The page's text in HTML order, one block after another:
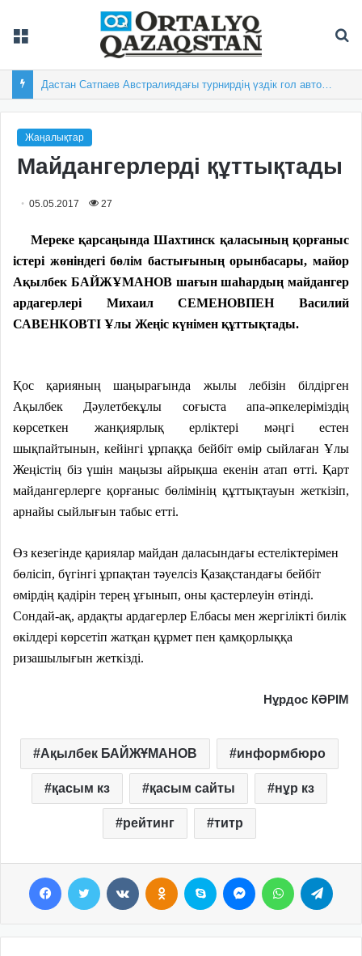
Жаңалықтар
Майдангерлерді құттықтады
05.05.2017 27
Мереке қарсаңында Шахтинск қаласының қорғаныс
істері жөніндегі бөлім бастығының орынбасары, майор
Ақылбек БАЙЖҰМАНОВ шағын шаһардың майдангер
ардагерлері Михаил СЕМЕНОВПЕН Василий
САВЕНКОВТІ Ұлы Жеңіс күнімен құттықтады.
Қос қарияның шаңырағында жылы лебiзiн бiлдiрген
Ақылбек Дәулетбекұлы соғыста апа-әпкелерiмiздiң
көрсеткен жанқиярлық ерлiктерi мәңгi естен
шықпайтынын, кейiнгi ұрпаққа бейбiт өмiр сыйлаған Ұлы
Жеңiстiң бiз үшiн маңызы айрықша екенiн атап өттi. Қарт
майдангерлерге қорғаныс бөлімінің құттықтауын жеткiзiп,
арнайы сыйлығын табыс еттi.
Өз кезегінде қариялар майдан даласындағы естелiктерiмен
бөлiсiп, бүгiнгi ұрпақтан тәуелсiз Қазақстандағы бейбiт
өмiрдiң қадiрiн терең ұғынып, оны қастерлеуiн өтiндi.
Сондай-ақ, ардақты ардагерлер Елбасы мен жергiлiктi билiк
өкiлдерi көрсетiп жатқан құрмет пен қамқорлыққа
ризашылығын жеткізді.
Нұрдос КӘРІМ
Ақылбек БАЙЖҰМАНОВ информбюро
қасым кз қасым сайты нұр кз
рейтинг титр